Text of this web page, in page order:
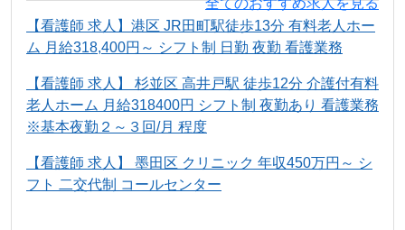
全てのおすすめ求人を見る
【看護師 求人】港区 JR田町駅徒歩13分 有料老人ホー
ム 月給318,400円～ シフト制 日勤 夜勤 看護業務
【看護師 求人】 杉並区 高井戸駅 徒歩12分 介護付有料
老人ホーム 月給318400円 シフト制 夜勤あり 看護業務
※基本夜勤２～３回/月 程度
【看護師 求人】 墨田区 クリニック 年収450万円～ シ
フト 二交代制 コールセンター